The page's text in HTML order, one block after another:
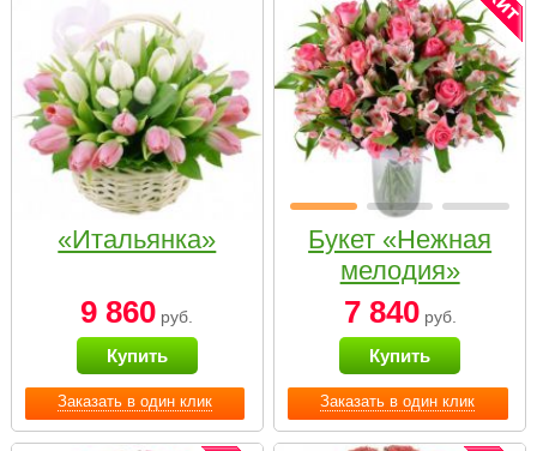
Заказать в один клик
«Итальянка»
9 860 руб.
Купить
Заказать в один клик
Букет «Нежная
мелодия»
7 840руб.
Купить